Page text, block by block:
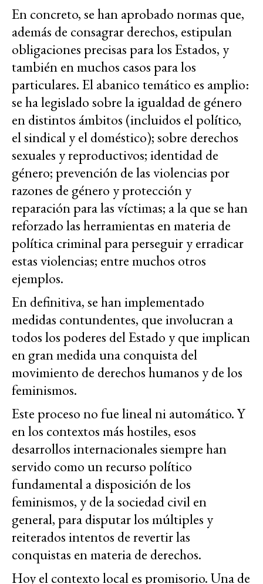
En concreto, se han aprobado normas que,
además de consagrar derechos, estipulan
obligaciones precisas para los Estados, y
también en muchos casos para los
particulares. El abanico temático es amplio:
se ha legislado sobre la igualdad de género
en distintos ámbitos (incluidos el político,
el sindical y el doméstico); sobre derechos
sexuales y reproductivos; identidad de
género; prevención de las violencias por
razones de género y protección y
reparación para las víctimas; a la que se han
reforzado las herramientas en materia de
política criminal para perseguir y erradicar
estas violencias; entre muchos otros
ejemplos.
En definitiva, se han implementado
medidas contundentes, que involucran a
todos los poderes del Estado y que implican
en gran medida una conquista del
movimiento de derechos humanos y de los
feminismos.
Este proceso no fue lineal ni automático. Y
en los contextos más hostiles, esos
desarrollos internacionales siempre han
servido como un recurso político
fundamental a disposición de los
feminismos, y de la sociedad civil en
general, para disputar los múltiples y
reiterados intentos de revertir las
conquistas en materia de derechos.
Hoy el contexto local es promisorio. Una de